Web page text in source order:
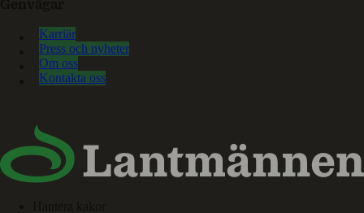
Karriär
Press och nyheter
Om oss
Kontakta oss